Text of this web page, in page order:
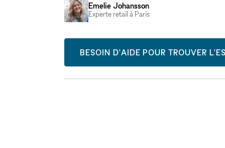
Emelie Johansson
Experte retail à Paris
BESOIN D'AIDE POUR TROUVER